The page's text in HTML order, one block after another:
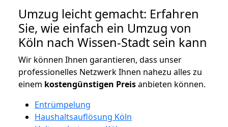
Umzug leicht gemacht: Erfahren
Sie, wie einfach ein Umzug von
Köln nach Wissen-Stadt sein kann
Wir können Ihnen garantieren, dass unser
professionelles Netzwerk Ihnen nahezu alles zu
einem kostengünstigen Preisanbieten können.
Entrümpelung
Haushaltsauflösung Köln